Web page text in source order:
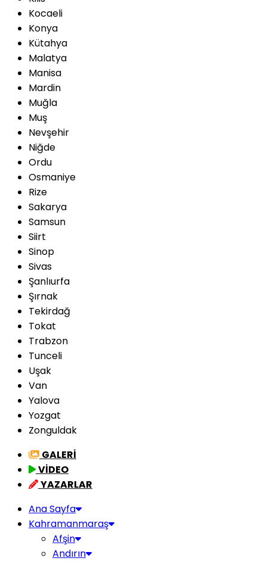
Kocaeli
Konya
Kütahya
Malatya
Manisa
Mardin
Muğla
Muş
Nevşehir
Niğde
Ordu
Osmaniye
Rize
Sakarya
Samsun
Siirt
Sinop
Sivas
Şanlıurfa
Şırnak
Tekirdağ
Tokat
Trabzon
Tunceli
Uşak
Van
Yalova
Yozgat
Zonguldak
GALERİ
VİDEO
YAZARLAR
Ana Sayfa
Kahramanmaraş
Afşin
Andırın